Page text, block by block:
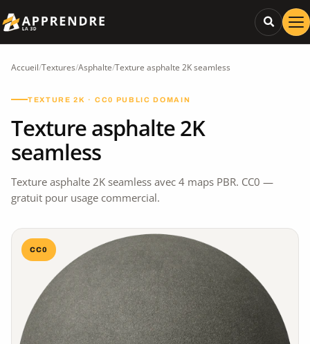
Accueil/Textures/Asphalte/Texture asphalte 2K seamless
TEXTURE 2K · CC0 PUBLIC DOMAIN
Texture asphalte 2K
seamless
Texture asphalte 2K seamless avec 4 maps PBR. CC0 —
gratuit pour usage commercial.
CC0